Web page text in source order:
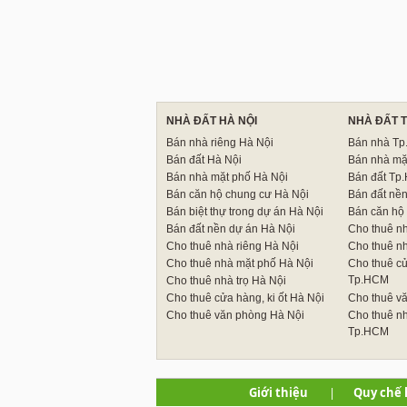
NHÀ ĐẤT HÀ NỘI
Bán nhà riêng Hà Nội
Bán đất Hà Nội
Bán nhà mặt phố Hà Nội
Bán căn hộ chung cư Hà Nội
Bán biệt thự trong dự án Hà Nội
Bán đất nền dự án Hà Nội
Cho thuê nhà riêng Hà Nội
Cho thuê nhà mặt phố Hà Nội
Cho thuê nhà trọ Hà Nội
Cho thuê cửa hàng, ki ốt Hà Nội
Cho thuê văn phòng Hà Nội
NHÀ ĐẤT
Bán nhà
Bán nhà
Bán đất
Bán đất
Bán căn
Cho thuê
Cho thuê
Cho thuê
Tp.HCM
Cho thuê
Cho thuê
Tp.HCM
Giới thiệu | Quy chế